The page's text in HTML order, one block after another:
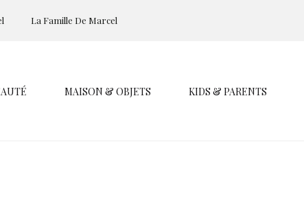
La Famille De Marcel
MAISON & OBJETS KIDS & PARENTS